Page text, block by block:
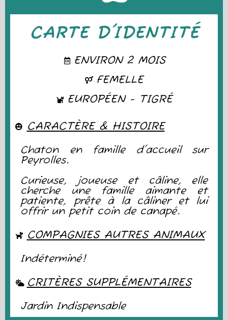
CARTE D'IDENTITÉ
ENVIRON 2 MOIS
FEMELLE
EUROPÉEN - TIGRÉ
CARACTÈRE & HISTOIRE
Chaton en famille d'accueil sur
Peyrolles.
Curieuse, joueuse et câline, elle
cherche une famille aimante et
patiente, prête à la câliner et lui
offrir un petit coin de canapé.
COMPAGNIES AUTRES ANIMAUX
Indéterminé!
CRITÈRES SUPPLÉMENTAIRES
Jardin Indispensable